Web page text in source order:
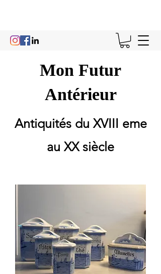
Mon Futur
Antérieur
Antiquités du XVIII eme
au XX siècle